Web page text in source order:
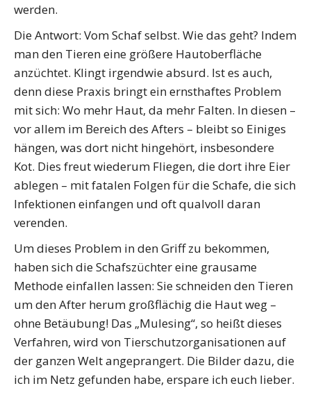
werden.
Die Antwort: Vom Schaf selbst. Wie das geht? Indem
man den Tieren eine größere Hautoberfläche
anzüchtet. Klingt irgendwie absurd. Ist es auch,
denn diese Praxis bringt ein ernsthaftes Problem
mit sich: Wo mehr Haut, da mehr Falten. In diesen –
vor allem im Bereich des Afters – bleibt so Einiges
hängen, was dort nicht hingehört, insbesondere
Kot. Dies freut wiederum Fliegen, die dort ihre Eier
ablegen – mit fatalen Folgen für die Schafe, die sich
Infektionen einfangen und oft qualvoll daran
verenden.
Um dieses Problem in den Griff zu bekommen,
haben sich die Schafszüchter eine grausame
Methode einfallen lassen: Sie schneiden den Tieren
um den After herum großflächig die Haut weg –
ohne Betäubung! Das „Mulesing“, so heißt dieses
Verfahren, wird von Tierschutzorganisationen auf
der ganzen Welt angeprangert. Die Bilder dazu, die
ich im Netz gefunden habe, erspare ich euch lieber.